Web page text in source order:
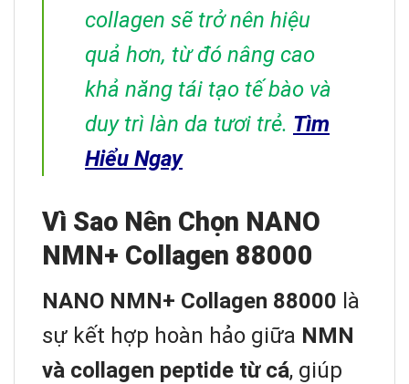
collagen sẽ trở nên hiệu
quả hơn, từ đó nâng cao
khả năng tái tạo tế bào và
duy trì làn da tươi trẻ. Tìm
Hiểu Ngay
Vì Sao Nên Chọn NANO
NMN+ Collagen 88000
NANO NMN+ Collagen 88000 là
sự kết hợp hoàn hảo giữa NMN
và collagen peptide từ cá, giúp